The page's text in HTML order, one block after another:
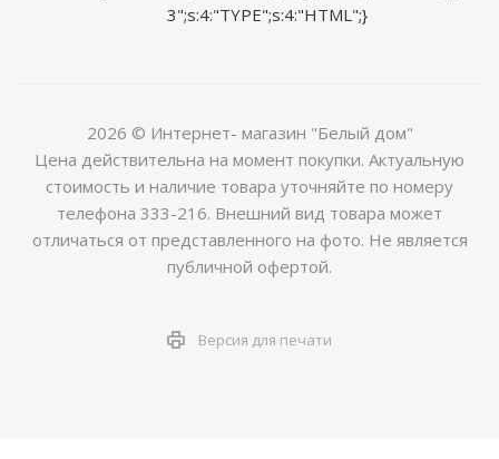
3";s:4:"TYPE";s:4:"HTML";}
2026 © Интернет- магазин "Белый дом"
Цена действительна на момент покупки. Актуальную
стоимость и наличие товара уточняйте по номеру
телефона 333-216. Внешний вид товара может
отличаться от представленного на фото. Не является
публичной офертой.
Версия для печати